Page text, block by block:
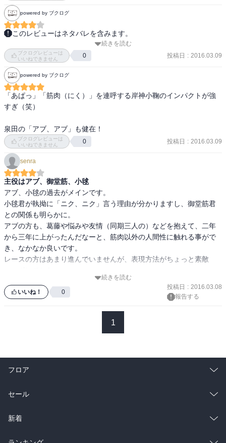
powered by ブクログ
このレビューはネタバレを含みます。
京都伏見の御堂筋くんと小鞠くんメインの巻。
小鞠くんの筋肉への執着がすごいです^^;
最後のペットボトルがどうレースに影響が出るのか気になります。
早く次巻でないかな。
続きを読む
ブクログレビューは
いいねできません
0 投稿日 : 2016.03.09
powered by ブクログ
「あぱっ」「筋肉（にく）」を連呼する岸神小鞠のインパクトが強
すぎ（笑）
泉田の「アブ、アブ」も健在！
ブクログレビューは
いいねできません
0 投稿日 : 2016.03.09
senra
主役はアブ、御堂筋、小毬
アブ、小毬の過去がメインです。
小毬君が執拗に「ニク、ニク」言う理由が分かりますし、御堂筋君
との関係も明らかに。
アブの方も、葛藤や悩みや友情（同期三人の）などを抱えて、二年
から三年に上がったんだなーと、筋肉以外の人間性に触れる事がで
き、なかなか良いです。
レースの方はあまり進んでいませんが、表現方法がちょっと素敵
（好きなキャラの出番が少ないので評価抑えめです、すみません
（笑））
続きを読む
いいね！ 0
投稿日 : 2016.03.08
報告する
1
フロア
総合
ラノベ
雑誌・グラビア
セール
総合
ラノベ
新着